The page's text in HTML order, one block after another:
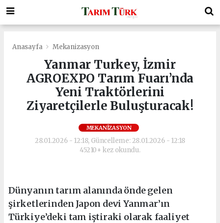
Anasayfa Mekanizasyon
Yanmar Turkey, İzmir
AGROEXPO Tarım Fuarı’nda
Yeni Traktörlerini
Ziyaretçilerle Buluşturacak!
MEKANIZASYON
28.01.2026 - 12:18, Güncelleme: 28.01.2026 - 12:18
45210+ kez okundu.
Dünyanın tarım alanında önde gelen
şirketlerinden Japon devi Yanmar’ın
Türkiye’deki tam iştiraki olarak faaliyet